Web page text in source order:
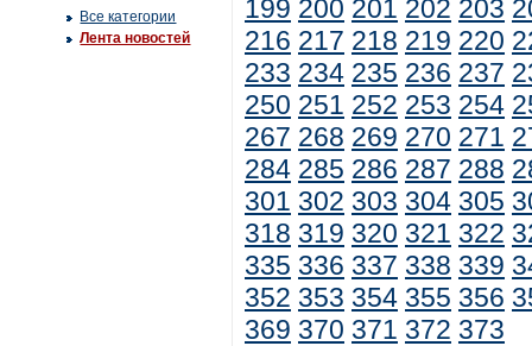
Все категории
Лента новостей
199 200 201 202 203
216 217 218 219 220
233 234 235 236 237
250 251 252 253 254
267 268 269 270 271
284 285 286 287 288
301 302 303 304 305
318 319 320 321 322
335 336 337 338 339
352 353 354 355 356
369 370 371 372 373